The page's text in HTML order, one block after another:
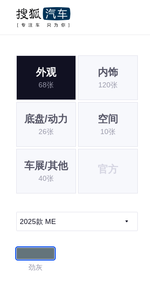
外观
68张
内饰
120张
底盘/动力
26张
空间
10张
车展/其他
40张
官方
2025款 ME
劲灰